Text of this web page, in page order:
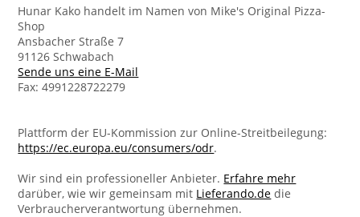
Hunar Kako handelt im Namen von Mike's Original Pizza-
Shop
Ansbacher Straße 7
91126 Schwabach
Sende uns eine E-Mail
Fax: 4991228722279
Plattform der EU-Kommission zur Online-Streitbeilegung:
https://ec.europa.eu/consumers/odr.
Wir sind ein professioneller Anbieter. Erfahre mehr
darüber, wie wir gemeinsam mit Lieferando.de die
Verbraucherverantwortung übernehmen.